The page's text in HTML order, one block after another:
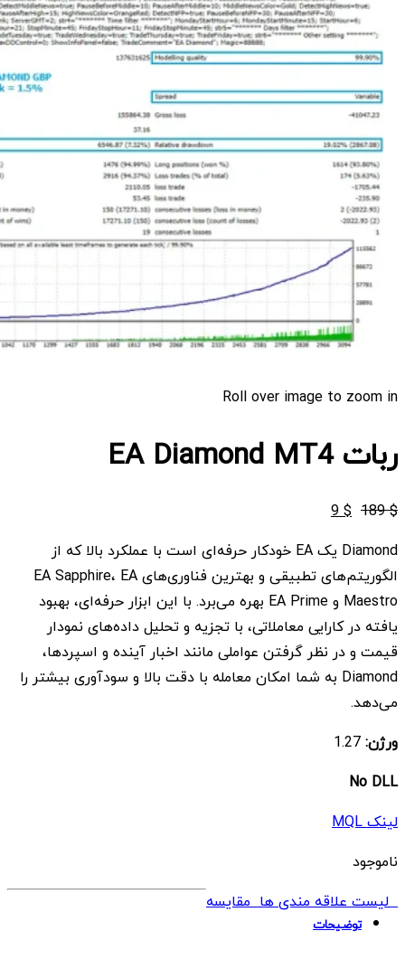
Roll over image to zoom in
ربات EA Diamond MT4
$
189
قیمت
$ 189
بود.
$
9 قیمت
$ 9
است.
Diamond یک EA خودکار حرفه‌ای است با عملکرد بالا که از
الگوریتم‌های تطبیقی و بهترین فناوری‌های EA Sapphire، EA
Maestro و EA Prime بهره می‌برد. با این ابزار حرفه‌ای، بهبود
یافته در کارایی معاملاتی، با تجزیه و تحلیل داده‌های نمودار
قیمت و در نظر گرفتن عواملی مانند اخبار آینده و اسپردها،
Diamond به شما امکان معامله با دقت بالا و سودآوری بیشتر را
می‌دهد.
ورژن:
No DLL
لینک MQL
ناموجود
لیست علاقه مندی هامقایسه
توضیحات